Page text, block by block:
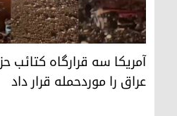
آمریکا سه قرارگاه کتائب
آمریکا سه قرارگاه کتائب
عراق را موردحمله قرار داد